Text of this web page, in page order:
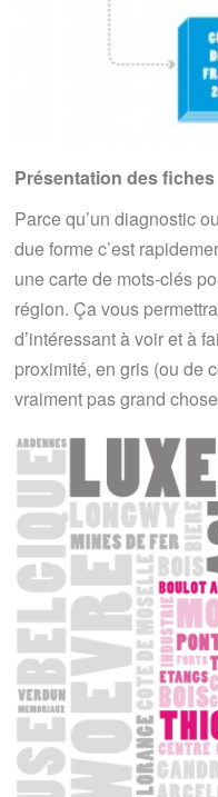
Présentation des fiches
Parce qu’un diagnostic
due forme c’est
une carte de mots-clés
région. Ça vous
d’intéressant à voir et à
proximité, en gris (ou de
vraiment pas grand